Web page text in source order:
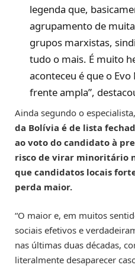
legenda que,
agrupamento de
grupos marxistas,
tudo o mais. É muito
aconteceu é que o
frente ampla”,
Ainda segundo o especialista,
da Bolívia é de lista
ao voto do candidato à
risco de virar minoritário
que candidatos locais
perda maior.
“O maior e, em muitos
sociais efetivos e
nas últimas duas décadas,
literalmente desaparecer